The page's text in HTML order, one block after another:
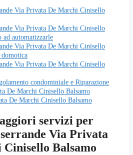
Via Privata De Marchi Cinisello
Via Privata De Marchi Cinisello
ad automatizzarle
Via Privata De Marchi Cinisello
domotica
Via Privata De Marchi Cinisello
condominiale e Riparazione
De Marchi Cinisello Balsamo
De Marchi Cinisello Balsamo
servizi per
Via Privata
Balsamo